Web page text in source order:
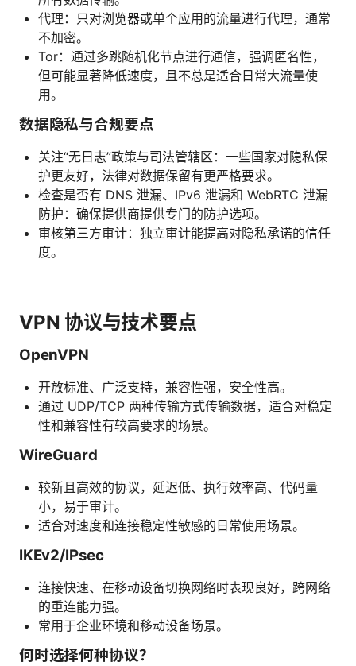
代理：只对浏览器或单个应用的流量进行代理，通常
不加密。
Tor：通过多跳随机化节点进行通信，强调匿名性，
但可能显著降低速度，且不总是适合日常大流量使
用。
数据隐私与合规要点
关注“无日志”政策与司法管辖区：一些国家对隐私保
护更友好，法律对数据保留有更严格要求。
检查是否有 DNS 泄漏、IPv6 泄漏和 WebRTC 泄漏
防护：确保提供商提供专门的防护选项。
审核第三方审计：独立审计能提高对隐私承诺的信任
度。
VPN 协议与技术要点
OpenVPN
开放标准、广泛支持，兼容性强，安全性高。
通过 UDP/TCP 两种传输方式传输数据，适合对稳定
性和兼容性有较高要求的场景。
WireGuard
较新且高效的协议，延迟低、执行效率高、代码量
小，易于审计。
适合对速度和连接稳定性敏感的日常使用场景。
IKEv2/IPsec
连接快速、在移动设备切换网络时表现良好，跨网络
的重连能力强。
常用于企业环境和移动设备场景。
何时选择何种协议？